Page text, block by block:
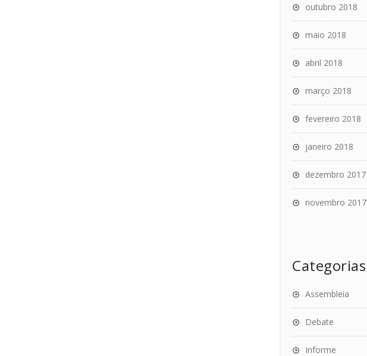
outubro 2018
maio 2018
abril 2018
março 2018
fevereiro 2018
janeiro 2018
dezembro 2017
novembro 2017
Categorias
Assembleia
Debate
Informe